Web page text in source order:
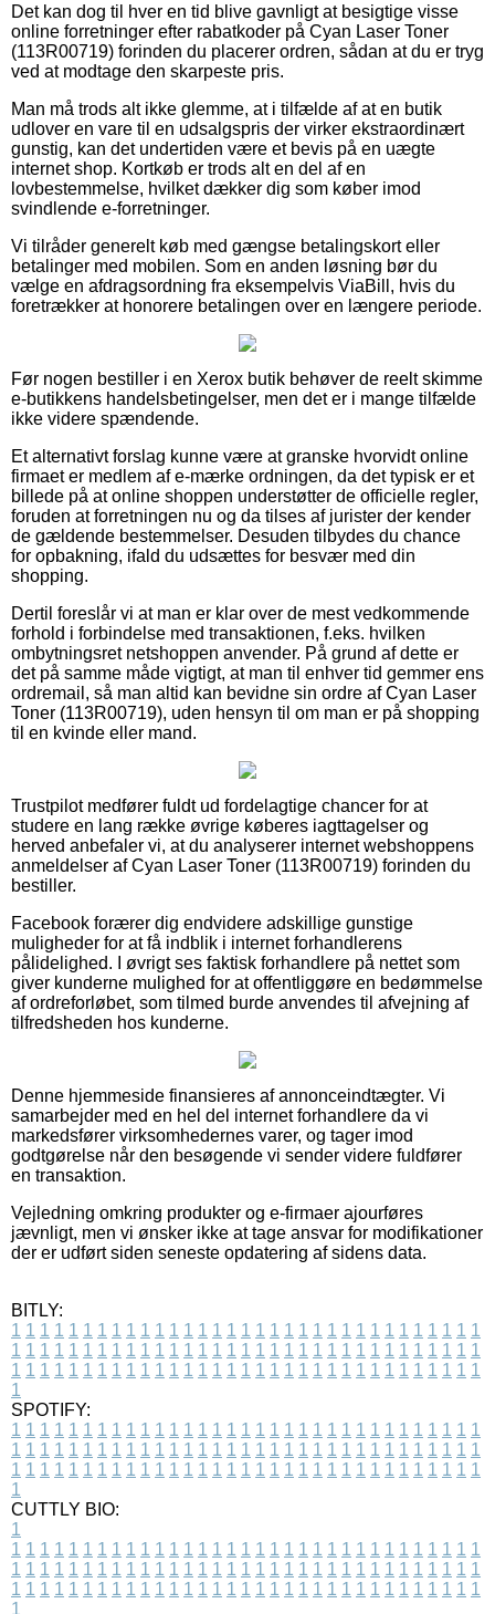
Det kan dog til hver en tid blive gavnligt at besigtige visse
online forretninger efter rabatkoder på Cyan Laser Toner
(113R00719) forinden du placerer ordren, sådan at du er tryg
ved at modtage den skarpeste pris.
Man må trods alt ikke glemme, at i tilfælde af at en butik
udlover en vare til en udsalgspris der virker ekstraordinært
gunstig, kan det undertiden være et bevis på en uægte
internet shop. Kortkøb er trods alt en del af en
lovbestemmelse, hvilket dækker dig som køber imod
svindlende e-forretninger.
Vi tilråder generelt køb med gængse betalingskort eller
betalinger med mobilen. Som en anden løsning bør du
vælge en afdragsordning fra eksempelvis ViaBill, hvis du
foretrækker at honorere betalingen over en længere periode.
Før nogen bestiller i en Xerox butik behøver de reelt skimme
e-butikkens handelsbetingelser, men det er i mange tilfælde
ikke videre spændende.
Et alternativt forslag kunne være at granske hvorvidt online
firmaet er medlem af e-mærke ordningen, da det typisk er et
billede på at online shoppen understøtter de officielle regler,
foruden at forretningen nu og da tilses af jurister der kender
de gældende bestemmelser. Desuden tilbydes du chance
for opbakning, ifald du udsættes for besvær med din
shopping.
Dertil foreslår vi at man er klar over de mest vedkommende
forhold i forbindelse med transaktionen, f.eks. hvilken
ombytningsret netshoppen anvender. På grund af dette er
det på samme måde vigtigt, at man til enhver tid gemmer ens
ordremail, så man altid kan bevidne sin ordre af Cyan Laser
Toner (113R00719), uden hensyn til om man er på shopping
til en kvinde eller mand.
Trustpilot medfører fuldt ud fordelagtige chancer for at
studere en lang række øvrige køberes iagttagelser og
herved anbefaler vi, at du analyserer internet webshoppens
anmeldelser af Cyan Laser Toner (113R00719) forinden du
bestiller.
Facebook forærer dig endvidere adskillige gunstige
muligheder for at få indblik i internet forhandlerens
pålidelighed. I øvrigt ses faktisk forhandlere på nettet som
giver kunderne mulighed for at offentliggøre en bedømmelse
af ordreforløbet, som tilmed burde anvendes til afvejning af
tilfredsheden hos kunderne.
Denne hjemmeside finansieres af annonceindtægter. Vi
samarbejder med en hel del internet forhandlere da vi
markedsfører virksomhedernes varer, og tager imod
godtgørelse når den besøgende vi sender videre fuldfører
en transaktion.
Vejledning omkring produkter og e-firmaer ajourføres
jævnligt, men vi ønsker ikke at tage ansvar for modifikationer
der er udført siden seneste opdatering af sidens data.
BITLY:
1 1 1 1 1 1 1 1 1 1 1 1 1 1 1 1 1 1 1 1 1 1 1 1 1 1 1 1 1 1 1 1 1
1 1 1 1 1 1 1 1 1 1 1 1 1 1 1 1 1 1 1 1 1 1 1 1 1 1 1 1 1 1 1 1 1
1 1 1 1 1 1 1 1 1 1 1 1 1 1 1 1 1 1 1 1 1 1 1 1 1 1 1 1 1 1 1 1 1
1
SPOTIFY:
1 1 1 1 1 1 1 1 1 1 1 1 1 1 1 1 1 1 1 1 1 1 1 1 1 1 1 1 1 1 1 1 1
1 1 1 1 1 1 1 1 1 1 1 1 1 1 1 1 1 1 1 1 1 1 1 1 1 1 1 1 1 1 1 1 1
1 1 1 1 1 1 1 1 1 1 1 1 1 1 1 1 1 1 1 1 1 1 1 1 1 1 1 1 1 1 1 1 1
1
CUTTLY BIO:
1
1 1 1 1 1 1 1 1 1 1 1 1 1 1 1 1 1 1 1 1 1 1 1 1 1 1 1 1 1 1 1 1 1
1 1 1 1 1 1 1 1 1 1 1 1 1 1 1 1 1 1 1 1 1 1 1 1 1 1 1 1 1 1 1 1 1
1 1 1 1 1 1 1 1 1 1 1 1 1 1 1 1 1 1 1 1 1 1 1 1 1 1 1 1 1 1 1 1 1
1